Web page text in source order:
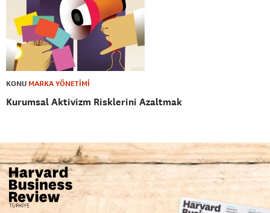
KONU MARKA YÖNETİMİ
Kurumsal Aktivizm Risklerini Azaltmak